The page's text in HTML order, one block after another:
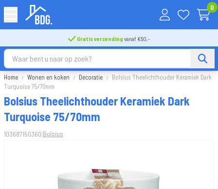
0
Gratis verzending vanaf €50,-
Home Wonen en koken Decoratie
Bolsius Theelichthouder Keramiek Dark
Turquoise 75/70mm
Bolsius Theelichthouder Keramiek Dark
Turquoise 75/70mm
103687150360|Bolsius